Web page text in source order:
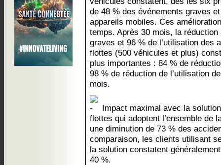
de 48 % des événements graves
appareils mobiles. Ces
temps. Après 30 mois, la
graves et 96 % de l’utilisation des
flottes (500 véhicules et plus)
plus importantes : 84 % de
98 % de réduction de l’utilisation
mois.
Impact maximal avec la
flottes qui adoptent l’ensemble de
une diminution de 73 % des
comparaison, les clients utilisant
la solution constatent
40 %.